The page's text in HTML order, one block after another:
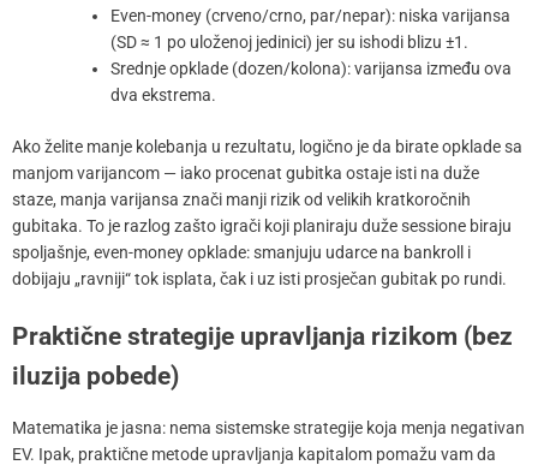
Even-money (crveno/crno, par/nepar): niska varijansa
(SD ≈ 1 po uloženoj jedinici) jer su ishodi blizu ±1.
Srednje opklade (dozen/kolona): varijansa između ova
dva ekstrema.
Ako želite manje kolebanja u rezultatu, logično je da birate opklade sa
manjom varijancom — iako procenat gubitka ostaje isti na duže
staze, manja varijansa znači manji rizik od velikih kratkoročnih
gubitaka. To je razlog zašto igrači koji planiraju duže sessione biraju
spoljašnje, even-money opklade: smanjuju udarce na bankroll i
dobijaju „ravniji“ tok isplata, čak i uz isti prosječan gubitak po rundi.
Praktične strategije upravljanja rizikom (bez
iluzija pobede)
Matematika je jasna: nema sistemske strategije koja menja negativan
EV. Ipak, praktične metode upravljanja kapitalom pomažu vam da